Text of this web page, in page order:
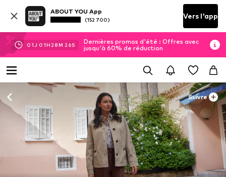
ABOUT YOU App
(152 700) Vers l'app
01J 01H 28M 24S
Dernières promos d'été : Offres avec
jusqu'à 60% de réduction
Suivre